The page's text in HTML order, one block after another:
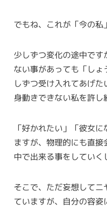
でもね、これが「今の私
少しずつ変化の途中で
ない事があっても「し
しずつ受け入れてあげた
身動きできない私を許し
「好かれたい」「彼女
ますが、物理的にも直
中で出来る事をしていく
そこで、ただ妄想して
ていますが、自分の容